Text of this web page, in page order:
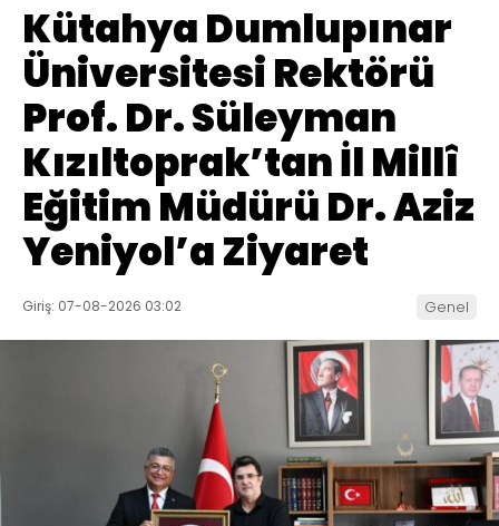
Kütahya Dumlupınar
Üniversitesi Rektörü
Prof. Dr. Süleyman
Kızıltoprak’tan İl Millî
Eğitim Müdürü Dr. Aziz
Yeniyol’a Ziyaret
Giriş: 07-08-2026 03:02 Genel